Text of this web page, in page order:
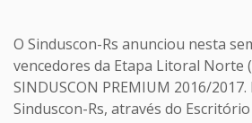
O Sinduscon-Rs anunciou nesta
vencedores da Etapa Litoral Norte
SINDUSCON PREMIUM 2016/
Sinduscon-Rs, através do